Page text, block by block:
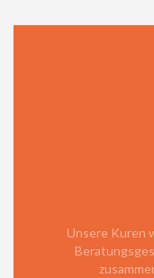
Unsere Kuren